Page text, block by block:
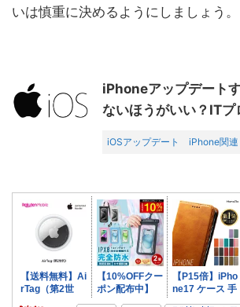
いは慎重に決めるようにしましょう。
iPhoneアップデート
ないほうがいい？ITプ
iOSアップデート iPhone関連